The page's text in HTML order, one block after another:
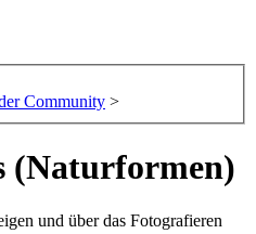
Community >
(Naturformen)
und über das Fotografieren